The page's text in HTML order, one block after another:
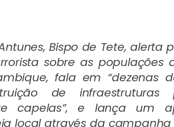
Bispo de Tete, alerta
sobre as populações
fala em “dezenas
de infraestruturas
capelas”, e lança um
local através da